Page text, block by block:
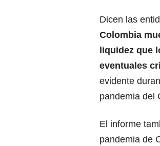
Dicen las
Colombia
liquidez que
eventuales
evidente
pandemia del
El informe
pandemia de